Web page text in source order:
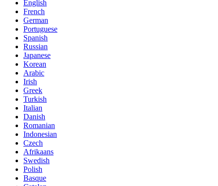
English
French
German
Portuguese
Spanish
Russian
Japanese
Korean
Arabic
Irish
Greek
Turkish
Italian
Danish
Romanian
Indonesian
Czech
Afrikaans
Swedish
Polish
Basque